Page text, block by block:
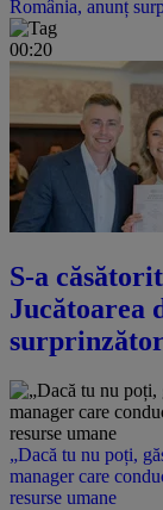
România, anunț
00:20
S-a
Jucătoarea
„Dacă tu nu poți,
manager care
resurse umane